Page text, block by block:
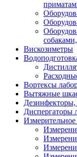
Вискозиметры
Вортексы
Вытяжные
Диспергаторы